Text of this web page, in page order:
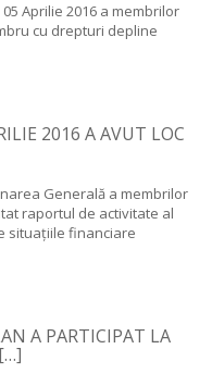
Aprilie 2016 a membrilor
cu drepturi depline
2016 A AVUT LOC
Generală a membrilor
raportul de activitate al
situațiile financiare
A PARTICIPAT LA